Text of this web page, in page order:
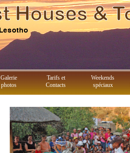
Galerie
photos
Tarifs et
Contacts
Weekends
spéciaux